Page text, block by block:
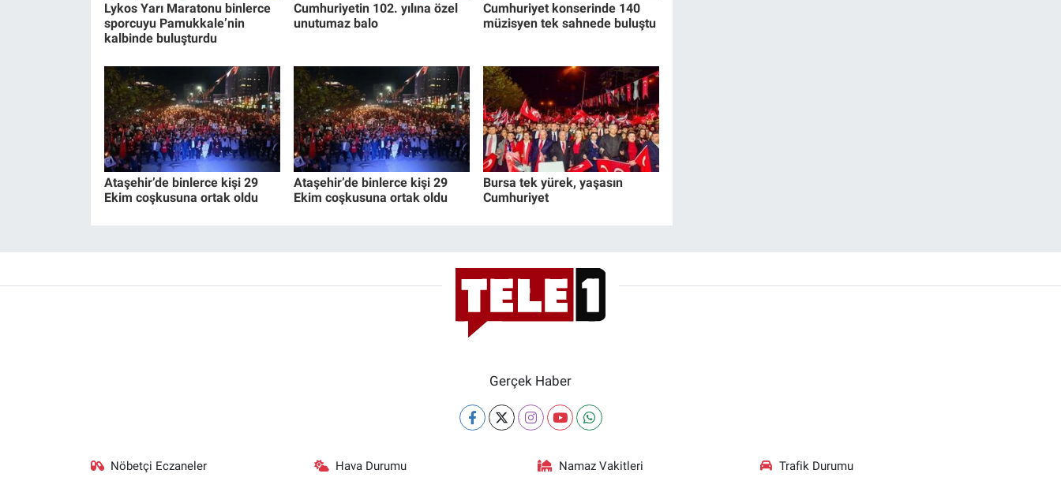
Lykos Yarı Maratonu binlerce
sporcuyu Pamukkale’nin
kalbinde buluşturdu
Cumhuriyetin 102. yılına özel
unutumaz balo
Cumhuriyet konserinde 140
müzisyen tek sahnede buluştu
Ataşehir’de binlerce kişi 29
Ekim coşkusuna ortak oldu
Ataşehir’de binlerce kişi 29
Ekim coşkusuna ortak oldu
Bursa tek yürek, yaşasın
Cumhuriyet
Gerçek Haber
Nöbetçi Eczaneler Hava Durumu Namaz Vakitleri Trafik Durumu